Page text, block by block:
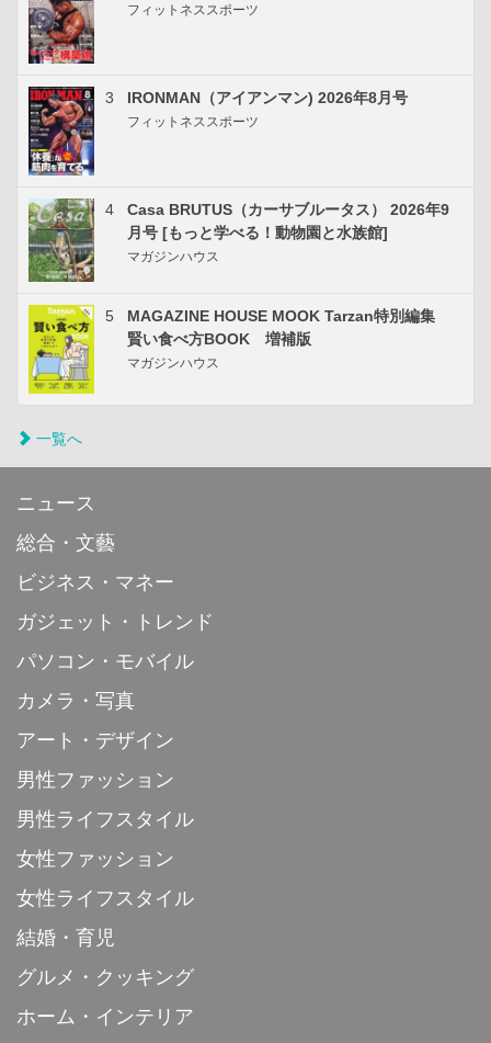
フィットネススポーツ
3 IRONMAN（アイアンマン) 2026年8月号
フィットネススポーツ
4
Casa BRUTUS（カーサブルータス） 2026年9
月号 [もっと学べる！動物園と水族館]
マガジンハウス
5
MAGAZINE HOUSE MOOK Tarzan特別編集
賢い食べ方BOOK 増補版
マガジンハウス
一覧へ
ニュース
総合・文藝
ビジネス・マネー
ガジェット・トレンド
パソコン・モバイル
カメラ・写真
アート・デザイン
男性ファッション
男性ライフスタイル
女性ファッション
女性ライフスタイル
結婚・育児
グルメ・クッキング
ホーム・インテリア